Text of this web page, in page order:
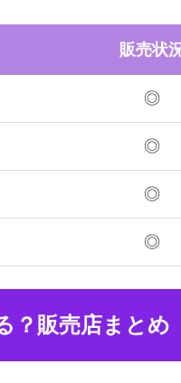
販売状
◎
◎
◎
◎
？販売店まとめ